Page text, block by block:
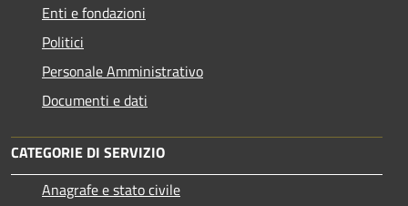
Enti e fondazioni
Politici
Personale Amministrativo
Documenti e dati
CATEGORIE DI SERVIZIO
Anagrafe e stato civile